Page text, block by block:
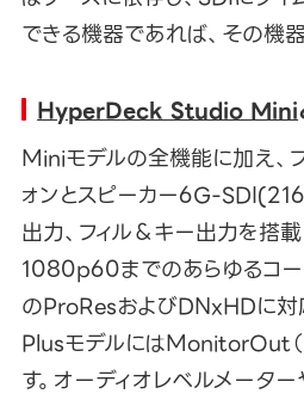
できる機器であれば、その機
HyperDeck Studio Mini
Miniモデルの全機能に加え、
ォンとスピーカー6G-
出力、フィル＆キー出力を搭載
1080p60までのあらゆるコ
のProResおよびDNxHDに対
PlusモデルにはMonitorOut
す。オーディオレベルメータ